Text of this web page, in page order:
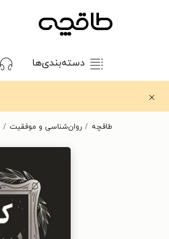
دسته‌بندی‌ها
طاقچه روان‌شناسی و موفقیت